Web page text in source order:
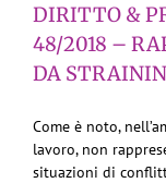
DIRITTO &
48/2018 –
DA
Come è noto,
lavoro, non
situazioni di